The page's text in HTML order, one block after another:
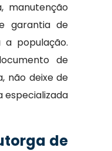
manutenção
garantia de
população.
de
não deixe de
de